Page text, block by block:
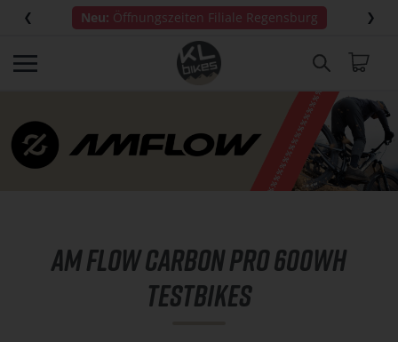
Direkt
Inhalt
S
k
i
p
r
l
Neu: Öffnungszeiten Filiale Regensburg
AM FLOW CARBON PRO 600WH
TESTBIKES